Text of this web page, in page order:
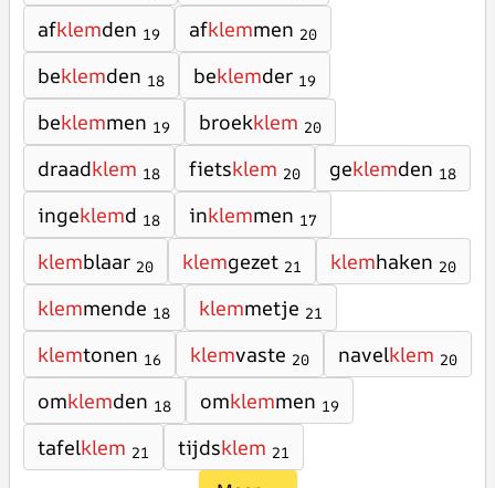
afklemden 19 afklemmen 20
beklemden 18 beklemder 19
beklemmen 19 broekklem 20
draadklem 18 fietsklem 20 geklemden 18
ingeklemd 18 inklemmen 17
klemblaar 20 klemgezet 21 klemhaken 20
klemmende 18 klemmetje 21
klemtonen 16 klemvaste 20 navelklem 20
omklemden 18 omklemmen 19
tafelklem 21 tijdsklem 21